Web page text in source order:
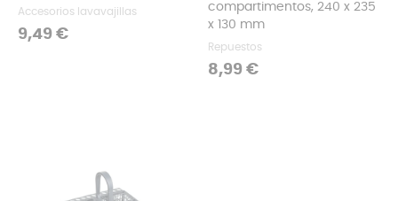
Accesorios lavavajillas
Precio
9,49 €
compartimentos, 240 x 235
x 130 mm
Repuestos
Precio
8,99 €